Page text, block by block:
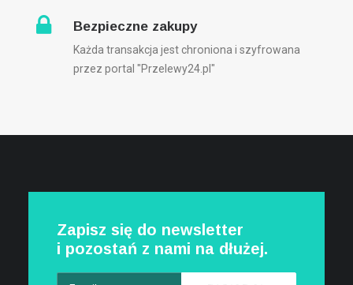
Bezpieczne zakupy
Każda transakcja jest chroniona i szyfrowana
przez portal "Przelewy24.pl"
Zapisz się do newsletter
i pozostań z nami na dłużej.